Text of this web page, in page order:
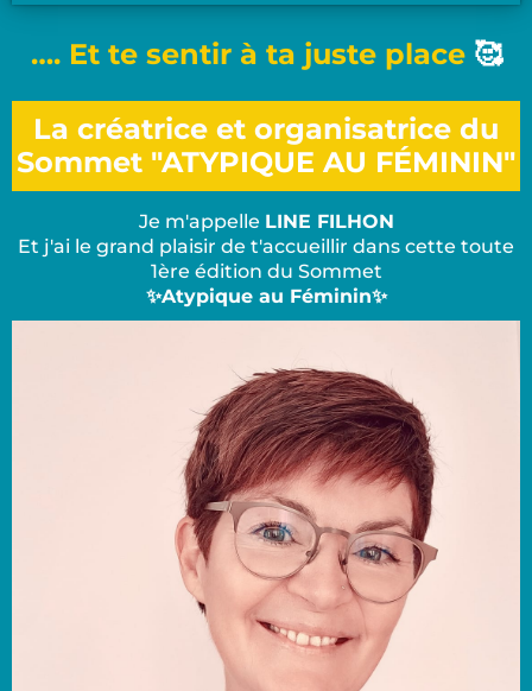
…. Et te sentir à ta juste place🥰
La créatrice et organisatrice du
Sommet "ATYPIQUE AU FÉMININ"
Je m'appelle LINE FILHON
Et j'ai le grand plaisir de t'accueillir dans cette toute
1ère édition du Sommet
✨Atypique au Féminin✨